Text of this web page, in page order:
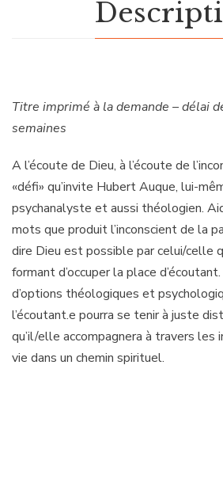
Titre imprimé à la demande – délai
semaines
A l’écoute de Dieu, à l’écoute de
«défi» qu’invite Hubert Auque, lui-
psychanalyste et aussi théologien.
mots que produit l’inconscient de la
dire Dieu est possible par celui/celle
formant d’occuper la place
d’options théologiques et
l’écoutant.e pourra se tenir à juste
qu’il/elle accompagnera à travers les
vie dans un chemin spirituel.